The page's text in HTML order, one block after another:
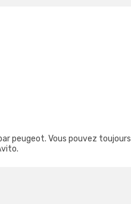
peugeot. Vous pouvez toujours